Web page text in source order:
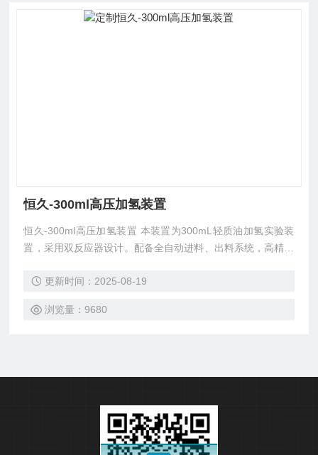
恒久-300ml高压加氢装置
恒久-300ml高压加氢装置 本装置为300mL轻质油加氢实验装
置，采用双反应器设计。配备全自动进料、出料系统，高精度
功能。 采用国内*液晶触摸屏控制界面，设备运行参数一目了
运行。 该套实验装置中内置多种高精度传感器，可实时监控
更新时间：2025-08-19
浏览量：9680